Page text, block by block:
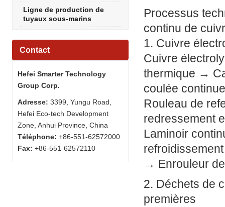
Ligne de production de
tuyaux sous-marins
Contact
Hefei Smarter Technology
Group Corp.
Adresse: 3399, Yungu Road,
Hefei Eco-tech Development
Zone, Anhui Province, China
Téléphone: +86-551-62572000
Fax: +86-551-62572110
Processus
continu de
1. Cuivre
Cuivre
thermique →
coulée
Rouleau de
redressement
Laminoir
→ Enrouleur
2. Déchets de
premières